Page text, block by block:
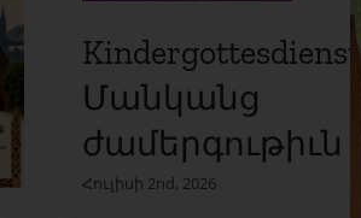
Kindergottesdienst
Մանկանց
ժամերգութիւն
Հուլիսի 2nd, 2026